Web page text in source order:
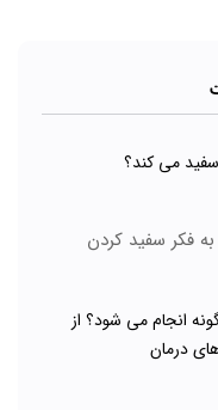
می کند؟
فکر سفید کردن
انجام می شود؟ از
درمان